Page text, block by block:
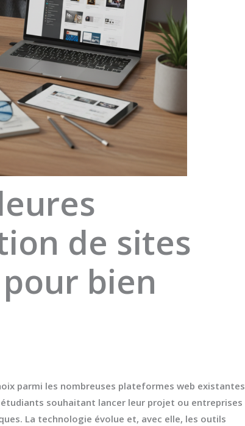
de sites
bien
parmi les nombreuses plateformes web existantes
souhaitant lancer leur projet ou entreprises
La technologie évolue et, avec elle, les outils